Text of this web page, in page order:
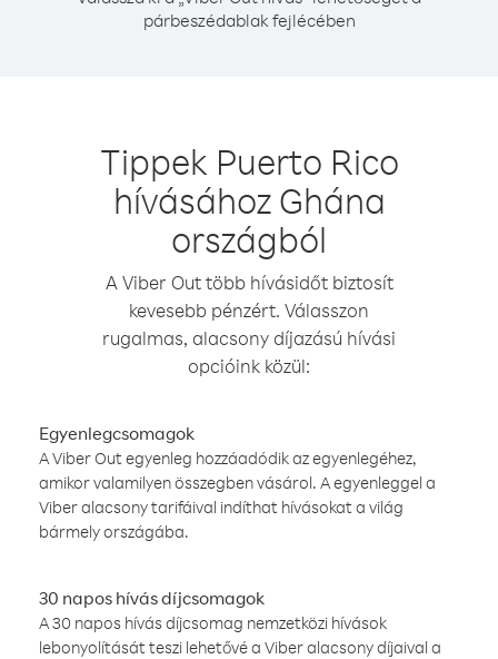
párbeszédablak fejlécében
Tippek Puerto Rico
hívásához Ghána
országból
A Viber Out több hívásidőt biztosít
kevesebb pénzért. Válasszon
rugalmas, alacsony díjazású hívási
opcióink közül:
Egyenlegcsomagok
A Viber Out egyenleg hozzáadódik az egyenlegéhez,
amikor valamilyen összegben vásárol. A egyenleggel a
Viber alacsony tarifáival indíthat hívásokat a világ
bármely országába.
30 napos hívás díjcsomagok
A 30 napos hívás díjcsomag nemzetközi hívások
lebonyolítását teszi lehetővé a Viber alacsony díjaival a